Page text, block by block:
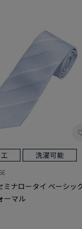
ミナロータイ ベーシッ
ーマル